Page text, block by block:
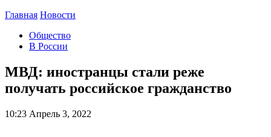
Главная Новости
Общество
В России
МВД: иностранцы стали реже
получать российское гражданство
10:23 Апрель 3, 2022